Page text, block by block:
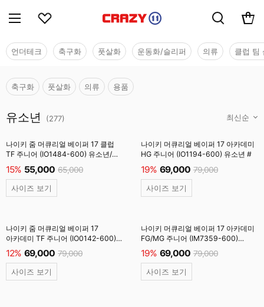
언더테크 축구화 풋살화 운동화/슬리퍼 의류 클럽 팀
축구화 풋살화 의류 용품
유소년 (277)
나이키 줌 머큐리얼 베이퍼 17 클럽
TF 주니어 (IO1484-600) 유소년/
풋살화 #
15% 55,000 65,000
사이즈 보기
나이키 머큐리얼 베이퍼 17 아카데미
HG 주니어 (IO1194-600) 유소년 #
19% 69,000 79,000
사이즈 보기
나이키 줌 머큐리얼 베이퍼 17
아카데미 TF 주니어 (IO0142-600)
유소년/풋살화 #
12% 69,000 79,000
사이즈 보기
나이키 머큐리얼 베이퍼 17 아카데미
FG/MG 주니어 (IM7359-600)
유소년 #
19% 69,000 79,000
사이즈 보기